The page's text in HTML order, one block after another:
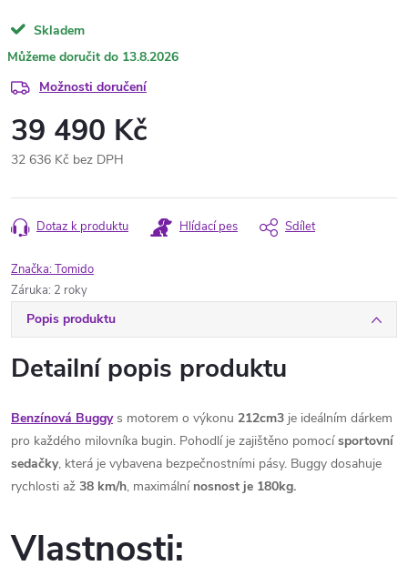
Skladem
13.8.2026
Možnosti doručení
39 490 Kč
32 636 Kč bez DPH
cena:
Dotaz k produktu Hlídací pes Sdílet
Značka:Tomido
Záruka: 2 roky
Popis produktu
Detailní popis produktu
Benzínová Buggys motorem o výkonu 212cm3 je ideálním dárkem
pro každého milovníka bugin. Pohodlí je zajištěno pomocísportovní
sedačky, která je vybavena bezpečnostními pásy. Buggy dosahuje
rychlosti až 38 km/h, maximální nosnost je 180kg.
Vlastnosti: